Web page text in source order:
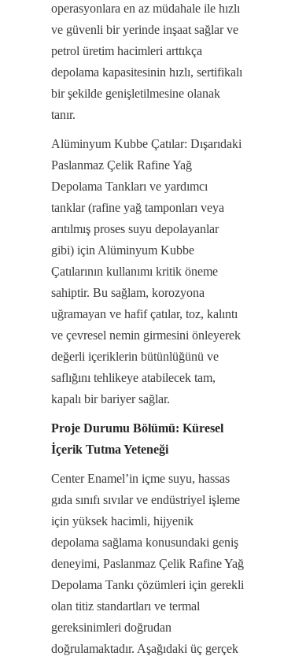
operasyonlara en az müdahale ile hızlı
ve güvenli bir yerinde inşaat sağlar ve
petrol üretim hacimleri arttıkça
depolama kapasitesinin hızlı, sertifikalı
bir şekilde genişletilmesine olanak
tanır.
Alüminyum Kubbe Çatılar: Dışarıdaki
Paslanmaz Çelik Rafine Yağ
Depolama Tankları ve yardımcı
tanklar (rafine yağ tamponları veya
arıtılmış proses suyu depolayanlar
gibi) için Alüminyum Kubbe
Çatılarının kullanımı kritik öneme
sahiptir. Bu sağlam, korozyona
uğramayan ve hafif çatılar, toz, kalıntı
ve çevresel nemin girmesini önleyerek
değerli içeriklerin bütünlüğünü ve
saflığını tehlikeye atabilecek tam,
kapalı bir bariyer sağlar.
Proje Durumu Bölümü: Küresel
İçerik Tutma Yeteneği
Center Enamel’in içme suyu, hassas
gıda sınıfı sıvılar ve endüstriyel işleme
için yüksek hacimli, hijyenik
depolama sağlama konusundaki geniş
deneyimi, Paslanmaz Çelik Rafine Yağ
Depolama Tankı çözümleri için gerekli
olan titiz standartları ve termal
gereksinimleri doğrudan
doğrulamaktadır. Aşağıdaki üç gerçek